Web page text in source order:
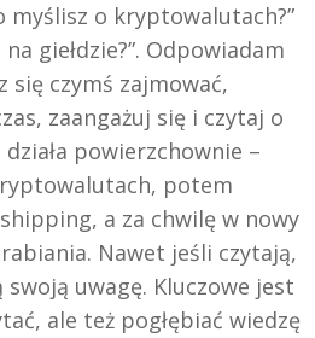
myślisz o kryptowalutach?”
giełdzie?”. Odpowiadam
się czymś zajmować,
zaangażuj się i czytaj o
powierzchownie –
potem
a za chwilę w nowy
Nawet jeśli czytają,
uwagę. Kluczowe jest
ale też pogłębiać wiedzę